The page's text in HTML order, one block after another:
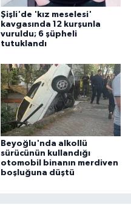
Şişli'de 'kız meselesi'
kavgasında 12 kurşunla
vuruldu; 6 şüpheli
tutuklandı
Beyoğlu'nda alkollü
sürücünün kullandığı
otomobil binanın merdiven
boşluğuna düştü